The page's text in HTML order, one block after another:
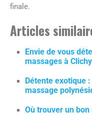
finale.
Articles
Envie de vous
massages à
Détente exotique
massage
Où trouver un